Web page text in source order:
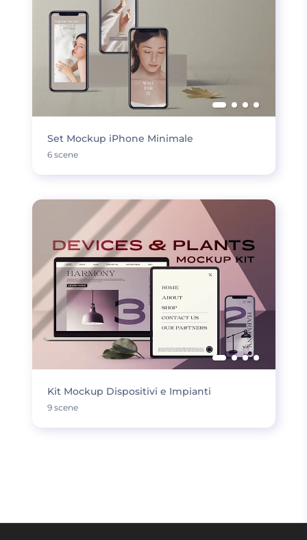
Set Mockup iPhone Minimale
6 scene
Kit Mockup Dispositivi e Impianti
9 scene